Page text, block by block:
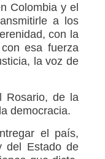
Colombia y el
a los
con la
esa fuerza
la voz de
Rosario, de la
democracia.
el país,
del Estado de